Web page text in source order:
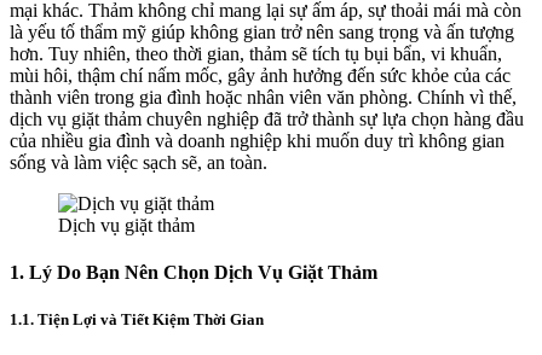
mại khác. Thảm không chỉ mang lại sự ấm áp, sự thoải mái mà còn
là yếu tố thẩm mỹ giúp không gian trở nên sang trọng và ấn tượng
hơn. Tuy nhiên, theo thời gian, thảm sẽ tích tụ bụi bẩn, vi khuẩn,
mùi hôi, thậm chí nấm mốc, gây ảnh hưởng đến sức khỏe của các
thành viên trong gia đình hoặc nhân viên văn phòng. Chính vì thế,
dịch vụ giặt thảm chuyên nghiệp đã trở thành sự lựa chọn hàng đầu
của nhiều gia đình và doanh nghiệp khi muốn duy trì không gian
sống và làm việc sạch sẽ, an toàn.
Dịch vụ giặt thảm
1. Lý Do Bạn Nên Chọn Dịch Vụ Giặt Thảm
1.1. Tiện Lợi và Tiết Kiệm Thời Gian